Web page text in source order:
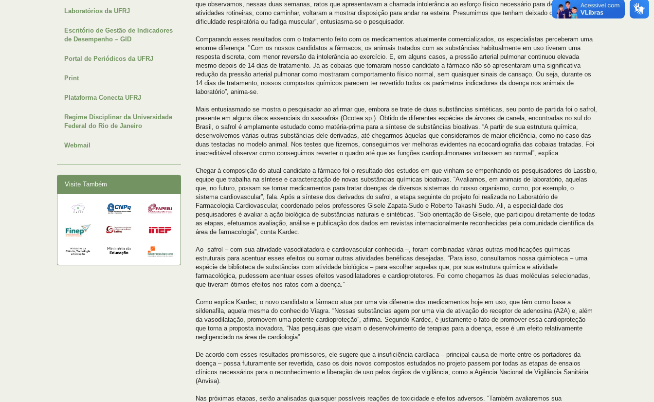
Laboratórios da UFRJ
Escritório de Gestão de Indicadores
de Desempenho – GID
Portal de Periódicos da UFRJ
Print
Plataforma Conecta UFRJ
Regime Disciplinar da Universidade
Federal do Rio de Janeiro
Webmail
Visite Também
que observamos, nessas duas semanas, ratos que apresentavam a chamada intolerância ao esforço físico necessário para desempenhar
atividades rotineiras, como caminhar, voltaram a mostrar disposição para andar na esteira. Presumimos que tenham deixado de ter qualquer
dificuldade respiratória ou fadiga muscular”, entusiasma-se o pesquisador.
Comparando esses resultados com o tratamento feito com os medicamentos atualmente comercializados, os especialistas perceberam uma
enorme diferença. "Com os nossos candidatos a fármacos, os animais tratados com as substâncias habitualmente em uso tiveram uma
resposta discreta, com menor reversão da intolerância ao exercício. E, em alguns casos, a pressão arterial pulmonar continuou elevada
mesmo depois de 14 dias de tratamento. Já as cobaias que tomaram nosso candidato a fármaco não só apresentaram uma significativa
redução da pressão arterial pulmonar como mostraram comportamento físico normal, sem quaisquer sinais de cansaço. Ou seja, durante os
14 dias de tratamento, nossos compostos químicos parecem ter revertido todos os parâmetros indicadores da doença nos animais de
laboratório”, anima-se.
Mais entusiasmado se mostra o pesquisador ao afirmar que, embora se trate de duas substâncias sintéticas, seu ponto de partida foi o safrol,
presente em alguns óleos essenciais do sassafrás (Ocotea sp.). Obtido de diferentes espécies de árvores de canela, encontradas no sul do
Brasil, o safrol é amplamente estudado como matéria-prima para a síntese de substâncias bioativas. “A partir de sua estrutura química,
desenvolvemos várias outras substâncias dele derivadas, até chegarmos àquelas que consideramos de maior eficiência, como no caso das
duas testadas no modelo animal. Nos testes que fizemos, conseguimos ver melhoras evidentes na ecocardiografia das cobaias tratadas. Foi
inacreditável observar como conseguimos reverter o quadro até que as funções cardiopulmonares voltassem ao normal”, explica.
Chegar à composição do atual candidato a fármaco foi o resultado dos estudos em que vinham se empenhando os pesquisadores do Lassbio,
equipe que trabalha na síntese e caracterização de novas substâncias químicas bioativas. “Avaliamos, em animais de laboratório, aquelas
que, no futuro, possam se tornar medicamentos para tratar doenças de diversos sistemas do nosso organismo, como, por exemplo, o
sistema cardiovascular”, fala. Após a síntese dos derivados do safrol, a etapa seguinte do projeto foi realizada no Laboratório de
Farmacologia Cardiovascular, coordenado pelos professores Gisele Zapata-Sudo e Roberto Takashi Sudo. Ali, a especialidade dos
pesquisadores é avaliar a ação biológica de substâncias naturais e sintéticas. “Sob orientação de Gisele, que participou diretamente de todas
as etapas, efetuamos avaliação, análise e publicação dos dados em revistas internacionalmente reconhecidas pela comunidade científica da
área de farmacologia”, conta Kardec.
Ao safrol – com sua atividade vasodilatadora e cardiovascular conhecida –, foram combinadas várias outras modificações químicas
estruturais para acentuar esses efeitos ou somar outras atividades benéficas desejadas. “Para isso, consultamos nossa quimioteca – uma
espécie de biblioteca de substâncias com atividade biológica – para escolher aquelas que, por sua estrutura química e atividade
farmacológica, pudessem acentuar esses efeitos vasodilatadores e cardioprotetores. Foi como chegamos às duas moléculas selecionadas,
que tiveram ótimos efeitos nos ratos com a doença.”
Como explica Kardec, o novo candidato a fármaco atua por uma via diferente dos medicamentos hoje em uso, que têm como base a
sildenafila, aquela mesma do conhecido Viagra. “Nossas substâncias agem por uma via de ativação do receptor de adenosina (A2A) e, além
da vasodilatação, promovem uma potente cardioproteção”, afirma. Segundo Kardec, é justamente o fato de promover essa cardioproteção
que torna a proposta inovadora. “Nas pesquisas que visam o desenvolvimento de terapias para a doença, esse é um efeito relativamente
negligenciado na área de cardiologia”.
De acordo com esses resultados promissores, ele sugere que a insuficiência cardíaca – principal causa de morte entre os portadores da
doença – possa futuramente ser revertida, caso os dois novos compostos estudados no projeto passem por todas as etapas de ensaios
clínicos necessários para o reconhecimento e liberação de uso pelos órgãos de vigilância, como a Agência Nacional de Vigilância Sanitária
(Anvisa).
Nas próximas etapas, serão analisadas quaisquer possíveis reações de toxicidade e efeitos adversos. “Também avaliaremos sua